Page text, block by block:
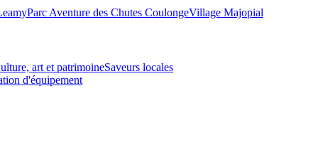
Parc Aventure des Chutes CoulongeVillage Majopial
art et patrimoineSaveurs locales
d'équipement